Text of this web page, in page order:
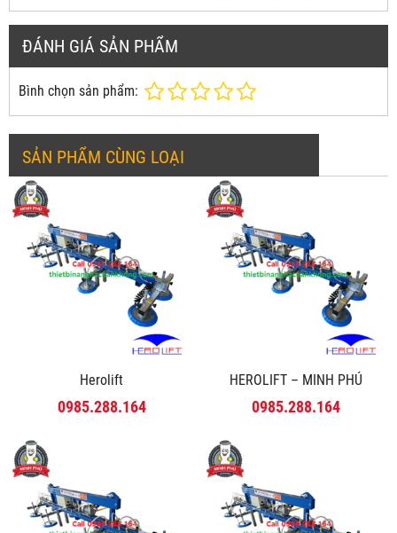
ĐÁNH GIÁ SẢN PHẨM
Bình chọn sản phẩm:
SẢN PHẨM CÙNG LOẠI
Herolift
0985.288.164
HEROLIFT – MINH PHÚ
0985.288.164